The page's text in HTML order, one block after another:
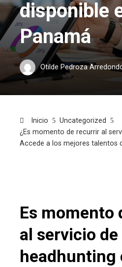
disponible
Panamá
Otilde Pedroza
Inicio
Uncategorized
¿Es momento de recurrir al
Accede a los mejores talentos
Es momento
al servicio de
headhunting